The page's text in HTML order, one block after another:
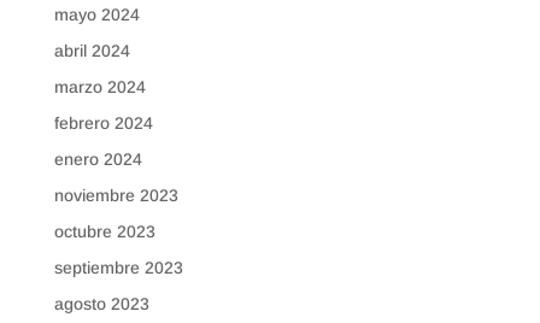
mayo 2024
abril 2024
marzo 2024
febrero 2024
enero 2024
noviembre 2023
octubre 2023
septiembre 2023
agosto 2023